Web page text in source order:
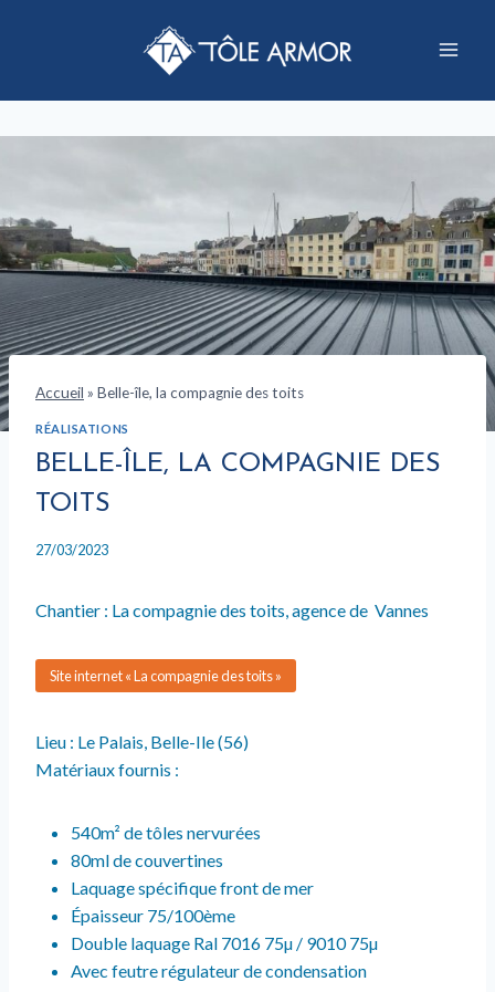
Accueil » Belle-île, la compagnie des toits
RÉALISATIONS
BELLE-ÎLE, LA COMPAGNIE DES
TOITS
27/03/2023
Chantier : La compagnie des toits, agence de Vannes
Site internet « La compagnie des toits »
Lieu : Le Palais, Belle-Ile (56)
Matériaux fournis :
540m² de tôles nervurées
80ml de couvertines
Laquage spécifique front de mer
Épaisseur 75/100ème
Double laquage Ral 7016 75µ / 9010 75µ
Avec feutre régulateur de condensation